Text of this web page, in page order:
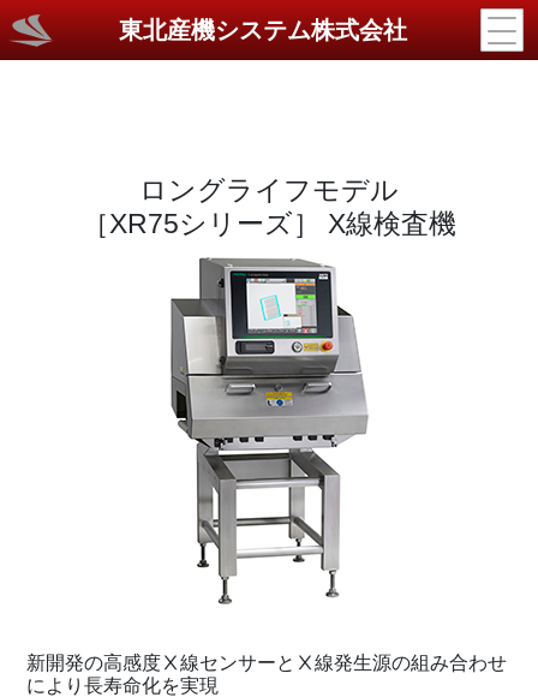
東北産機システム株式会社
ロングライフモデル
［XR75シリーズ］ X線検査機
新開発の高感度Ⅹ線センサーとⅩ線発生源の組み合わせ
により長寿命化を実現